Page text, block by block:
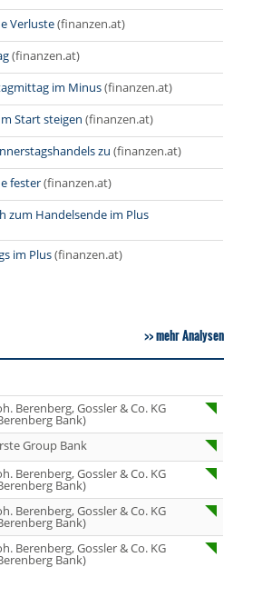
Verluste(finanzen.at)
(finanzen.at)
im Minus(finanzen.at)
Start steigen (finanzen.at)
zu (finanzen.at)
fester(finanzen.at)
zum Handelsende im Plus
im Plus(finanzen.at)
mehr Analysen
Berenberg, Gossler & Co. KG
Bank)
Group Bank
Berenberg, Gossler & Co. KG
Bank)
Berenberg, Gossler & Co. KG
Bank)
Berenberg, Gossler & Co. KG
Bank)